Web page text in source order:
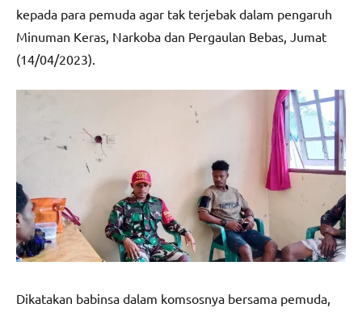
kepada para pemuda agar tak terjebak dalam pengaruh
Minuman Keras, Narkoba dan Pergaulan Bebas, Jumat
(14/04/2023).
Dikatakan babinsa dalam komsosnya bersama pemuda,